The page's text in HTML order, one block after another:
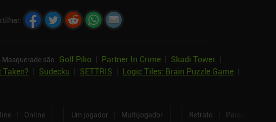
:
são: Golf Piko Partner In Crime| Skadi Tower
Sudecku SETTRIS Logic Tiles: Brain Puzzle Game|
Online Um jogador Multijogador Retrato Paisagem